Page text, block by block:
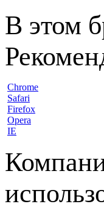
В этом
Chrome
Safari
Firefox
Opera
IE